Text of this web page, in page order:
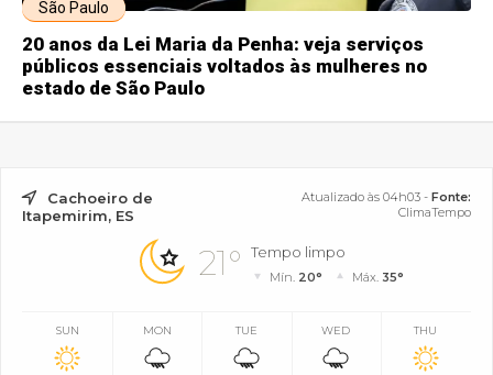
São Paulo
20 anos da Lei Maria da Penha: veja serviços
públicos essenciais voltados às mulheres no
estado de São Paulo
Cachoeiro de
Itapemirim, ES
Atualizado às 04h03 - Fonte:
ClimaTempo
21° Tempo limpo
Mín. 20° Máx. 35°
SUN MON TUE WED THU